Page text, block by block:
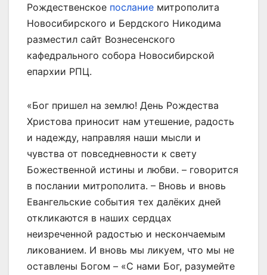
Рождественское послание митрополита
Новосибирского и Бердского Никодима
разместил сайт Вознесенского
кафедрального собора Новосибирской
епархии РПЦ.
«Бог пришел на землю! День Рождества
Христова приносит нам утешение, радость
и надежду, направляя наши мысли и
чувства от повседневности к свету
Божественной истины и любви. – говорится
в послании митрополита. – Вновь и вновь
Евангельские события тех далёких дней
откликаются в наших сердцах
неизреченной радостью и нескончаемым
ликованием. И вновь мы ликуем, что мы не
оставлены Богом – «С нами Бог, разумейте